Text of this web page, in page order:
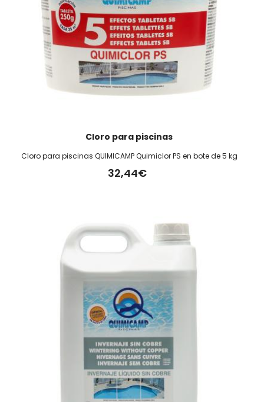
Cloro para piscinas
Cloro para piscinas QUIMICAMP Quimiclor PS en bote de 5 kg
32,44€